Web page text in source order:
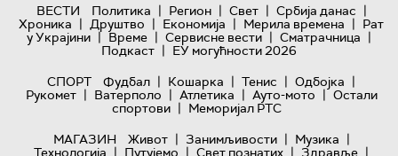
ВЕСТИ Политика | Регион | Свет | Србија данас |
Хроника | Друштво | Економија | Мерила времена | Рат
у Украјини | Време | Сервисне вести | Сматрачница |
Подкаст | ЕУ могућности 2026
СПОРТ
Фудбал | Кошарка | Тенис | Одбојка |
Рукомет | Ватерполо | Атлетика | Ауто-мото | Остали
спортови | Меморијал РТС
МАГАЗИН
Живот | Занимљивости | Музика |
Технологијa | Путујемо | Свет познатих | Здравље |